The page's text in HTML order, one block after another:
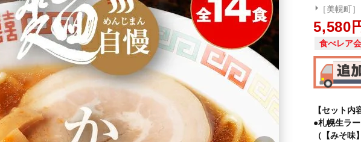
［美幌町
5,580
食べレア
【セット内
●札幌生ラ
（【みそ